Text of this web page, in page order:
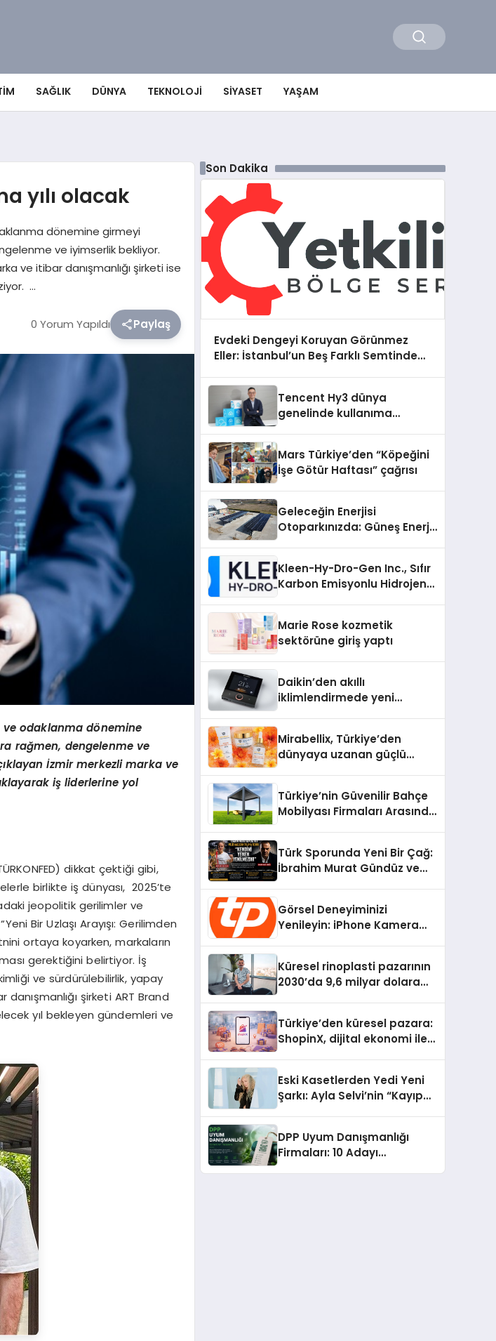
SAĞLIK DÜNYA TEKNOLOJI SIYASET YAŞAM
yılı olacak
dönemine girmeyi
ve iyimserlik bekliyor.
ve itibar danışmanlığı şirketi ise
…
0 Yorum Yapıldı Paylaş
ve odaklanma dönemine
rağmen, dengelenme ve
İzmir merkezli marka ve
iş liderlerine yol
dikkat çektiği gibi,
birlikte iş dünyası, 2025’te
jeopolitik gerilimler ve
Bir Uzlaşı Arayışı: Gerilimden
ortaya koyarken, markaların
gerektiğini belirtiyor. İş
ve sürdürülebilirlik, yapay
şirketi ART Brand
yıl bekleyen gündemleri ve
Son Dakika
Evdeki Dengeyi Koruyan Görünmez
Eller: İstanbul’un Beş Farklı Semtinde
Tencent Hy3 dünya
genelinde kullanıma
Mars Türkiye’den “Köpeğini
İşe Götür Haftası” çağrısı
Geleceğin Enerjisi
Otoparkınızda: Güneş Enerjili
Kleen-Hy-Dro-Gen Inc., Sıfır
Karbon Emisyonlu Hidrojen
Aldı
Marie Rose kozmetik
sektörüne giriş yaptı
Daikin’den akıllı
iklimlendirmede yeni
Mirabellix, Türkiye’den
dünyaya uzanan güçlü
Türkiye’nin Güvenilir Bahçe
Mobilyası Firmaları Arasında
Türk Sporunda Yeni Bir Çağ:
İbrahim Murat Gündüz ve
Görsel Deneyiminizi
Yenileyin: iPhone Kamera
Küresel rinoplasti pazarının
2030’da 9,6 milyar dolara
Türkiye’den küresel pazara:
ShopinX, dijital ekonomi ile
Eski Kasetlerden Yedi Yeni
Şarkı: Ayla Selvi’nin “Kayıp
DPP Uyum Danışmanlığı
Firmaları: 10 Adayı